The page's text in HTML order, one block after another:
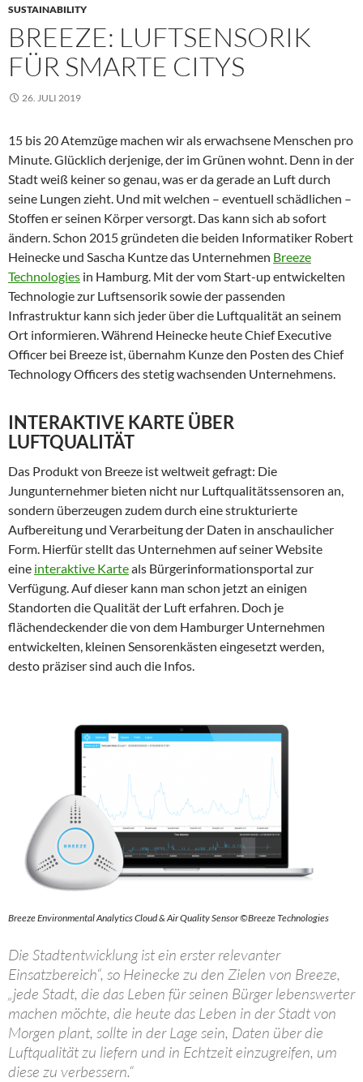
SUSTAINABILITY
BREEZE: LUFTSENSORIK
FÜR SMARTE CITYS
26. JULI 2019
15 bis 20 Atemzüge machen wir als erwachsene Menschen pro
Minute. Glücklich derjenige, der im Grünen wohnt. Denn in der
Stadt weiß keiner so genau, was er da gerade an Luft durch
seine Lungen zieht. Und mit welchen – eventuell schädlichen –
Stoffen er seinen Körper versorgt. Das kann sich ab sofort
ändern. Schon 2015 gründeten die beiden Informatiker Robert
Heinecke und Sascha Kuntze das Unternehmen Breeze
Technologies in Hamburg. Mit der vom Start-up entwickelten
Technologie zur Luftsensorik sowie der passenden
Infrastruktur kann sich jeder über die Luftqualität an seinem
Ort informieren. Während Heinecke heute Chief Executive
Officer bei Breeze ist, übernahm Kunze den Posten des Chief
Technology Officers des stetig wachsenden Unternehmens.
INTERAKTIVE KARTE ÜBER
LUFTQUALITÄT
Das Produkt von Breeze ist weltweit gefragt: Die
Jungunternehmer bieten nicht nur Luftqualitätssensoren an,
sondern überzeugen zudem durch eine strukturierte
Aufbereitung und Verarbeitung der Daten in anschaulicher
Form. Hierfür stellt das Unternehmen auf seiner Website
eine interaktive Karteals Bürgerinformationsportal zur
Verfügung. Auf dieser kann man schon jetzt an einigen
Standorten die Qualität der Luft erfahren. Doch je
flächendeckender die von dem Hamburger Unternehmen
entwickelten, kleinen Sensorenkästen eingesetzt werden,
desto präziser sind auch die Infos.
Breeze Environmental Analytics Cloud & Air Quality Sensor ©Breeze Technologies
Die Stadtentwicklung ist ein erster relevanter
Einsatzbereich“, so Heinecke zu den Zielen von Breeze,
„jede Stadt, die das Leben für seinen Bürger lebenswerter
machen möchte, die heute das Leben in der Stadt von
Morgen plant, sollte in der Lage sein, Daten über die
Luftqualität zu liefern und in Echtzeit einzugreifen, um
diese zu verbessern.“